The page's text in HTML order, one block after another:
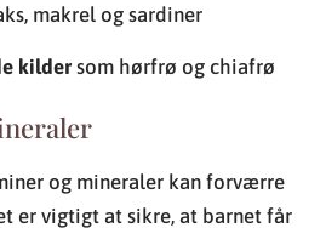
makrel og sardiner
kilder som hørfrø og chiafrø
og mineraler kan forværre
er vigtigt at sikre, at barnet får